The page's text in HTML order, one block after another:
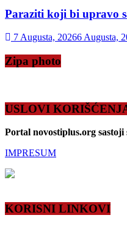
Paraziti koji bi upravo
7 Augusta, 20266 Augusta,
Zipa photo
USLOVI
Portal novostiplus.org
IMPRESUM
KORISNI LINKOVI